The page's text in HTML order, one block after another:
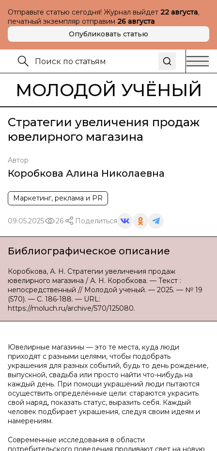
Отправьте статью сегодня! Журнал выйдет 22 августа,
печатный экземпляр отправим 26 августа
Опубликовать статью
МОЛОДОЙ УЧЁНЫЙ
Стратегии увеличения продаж
ювелирного магазина
Автор
Коробкова Алина Николаевна
Маркетинг, реклама и PR
09.05.2025 26 Поделиться
Библиографическое описание
Коробкова, А. Н. Стратегии увеличения продаж
ювелирного магазина / А. Н. Коробкова. — Текст :
непосредственный // Молодой ученый. — 2025. — № 19
(570). — С. 186-188. — URL:
https://moluch.ru/archive/570/125080.
Ювелирные магазины — это те места, куда люди
приходят с разными целями, чтобы подобрать
украшения для разных событий, будь то день рождение,
выпускной, свадьба или просто найти что-нибудь на
каждый день. При помощи украшений люди пытаются
осуществить определённые цели: стараются украсить
свой наряд, показать статус, выразить себя. Каждый
человек подбирает украшения, следуя своим идеям и
намерениям.
Современные исследования в области
потребительского поведения проливают свет на новую